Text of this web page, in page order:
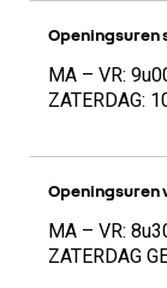
Openingsuren
MA – VR:
ZATERDAG:
MA – VR:
ZATERDAG